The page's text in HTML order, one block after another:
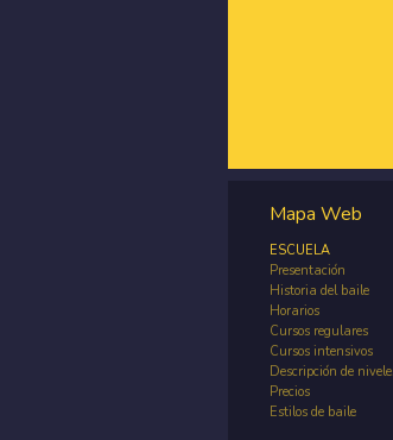
Mapa Web
ESCUELA
Presentación
Historia del baile
Horarios
Cursos regulares
Cursos intensivos
Descripción de
Precios
Estilos de baile